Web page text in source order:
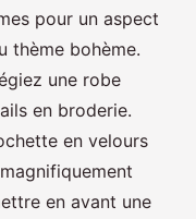
pour un aspect
thème bohème.
une robe
en broderie.
en velours
en avant une